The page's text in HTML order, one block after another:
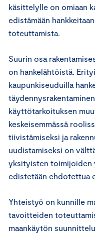
käsittelylle on omiaan
edistämään
toteuttamista.
Suurin osa
on hankelähtöistä.
kaupunkiseuduilla
käyttötarkoituksen
keskeisemmässä
tiivistämiseksi ja
uudistamiseksi on
yksityisten toimijoiden
edistetään ehdotettua
Yhteistyö on kunnille
tavoitteiden
maankäytön